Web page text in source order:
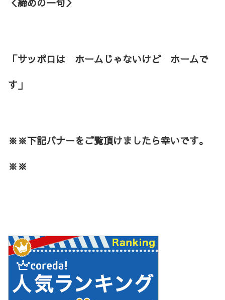
「サッポロは ホームじゃないけど ホームで
す」
※※下記バナーをご覧頂けましたら幸いです。
※※